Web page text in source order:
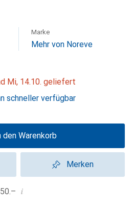
Marke
Mehr von Noreve
Mi, 14.10. geliefert
schneller verfügbar
den Warenkorb
Merken
i